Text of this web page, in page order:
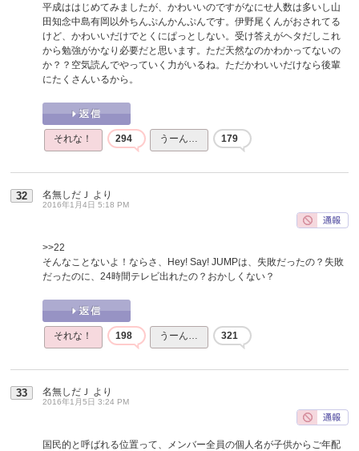
平成ははじめてみましたが、かわいいのですがなにせ人数は多いし山
田知念中島有岡以外ちんぷんかんぷんです。伊野尾くんがおされてる
けど、かわいいだけでとくにぱっとしない。受け答えがヘタだしこれ
から勉強がかなり必要だと思います。ただ天然なのかわかってないの
か？？空気読んでやっていく力がいるね。ただかわいいだけなら後輩
にたくさんいるから。
それな！ 294 うーん… 179
32 名無しだＪ より
2016年1月4日 5:18 PM
>>22
そんなことないよ！ならさ、Hey! Say! JUMPは、失敗だったの？失敗
だったのに、24時間テレビ出れたの？おかしくない？
それな！ 198 うーん… 321
33 名無しだＪ より
2016年1月5日 3:24 PM
国民的と呼ばれる位置って、メンバー全員の個人名が子供からご年配